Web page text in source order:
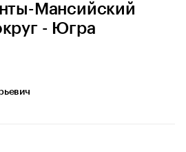
Мансийский
- Югра